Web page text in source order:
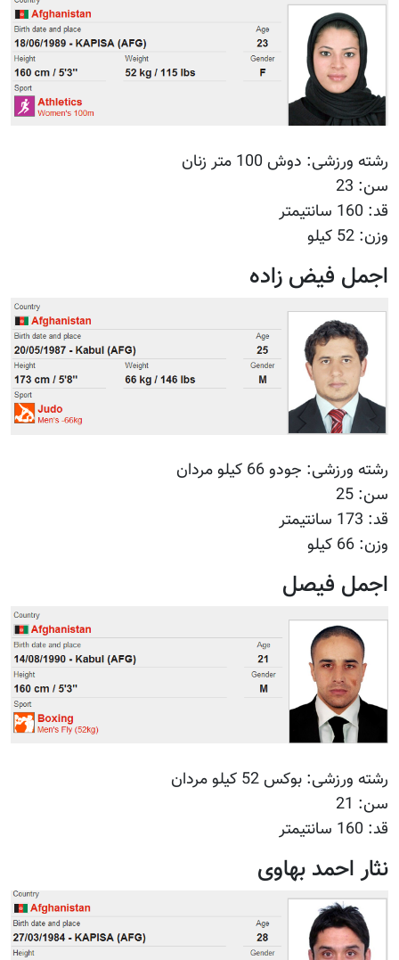
رشته ورزشی: دوش 100 متر زنان
سن: 23
قد: 160 سانتیمتر
وزن: 52 کیلو
اجمل فیض زاده
رشته ورزشی: جودو 66 کیلو مردان
سن: 25
قد: 173 سانتیمتر
وزن: 66 کیلو
اجمل فیصل
رشته ورزشی: بوکس 52 کیلو مردان
سن: 21
قد: 160 سانتیمتر
نثار احمد بهاوی